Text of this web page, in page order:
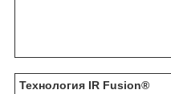
Технология IR Fusion®